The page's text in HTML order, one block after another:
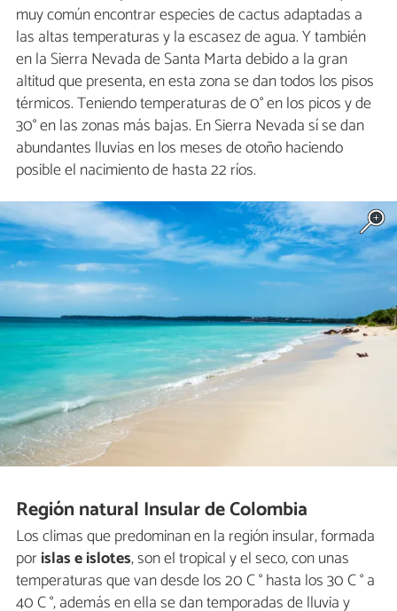
muy común encontrar especies de cactus adaptadas a
las altas temperaturas y la escasez de agua. Y también
en la Sierra Nevada de Santa Marta debido a la gran
altitud que presenta, en esta zona se dan todos los pisos
térmicos. Teniendo temperaturas de 0° en los picos y de
30° en las zonas más bajas. En Sierra Nevada sí se dan
abundantes lluvias en los meses de otoño haciendo
posible el nacimiento de hasta 22 ríos.
Región natural Insular de Colombia
Los climas que predominan en la región insular, formada
porislas e islotes, son el tropical y el seco, con unas
temperaturas que van desde los 20 C ° hasta los 30 C ° a
40 C °, además en ella se dan temporadas de lluvia y